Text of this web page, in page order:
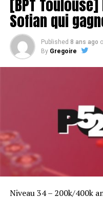
[BPT
Sofian qui
Published 8 ans ago
By Gregoire
Niveau 34 – 200k/400k